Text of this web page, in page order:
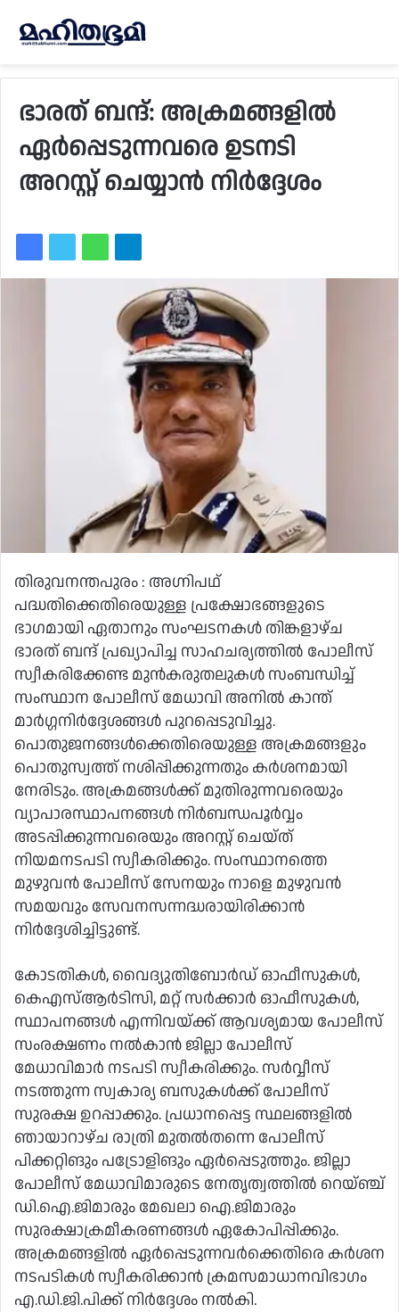
ഭാരത് ബന്ദ്: അക്രമങ്ങളില്‍
ഏര്‍പ്പെടുന്നവരെ ഉടനടി
അറസ്റ്റ് ചെയ്യാന്‍ നിര്‍ദ്ദേശം
തിരുവനന്തപുരം : അഗ്നിപഥ്
പദ്ധതിക്കെതിരെയുള്ള പ്രക്ഷോഭങ്ങളുടെ
ഭാഗമായി ഏതാനും സംഘടനകൾ തിങ്കളാഴ്ച
ഭാരത് ബന്ദ് പ്രഖ്യാപിച്ച സാഹചര്യത്തിൽ പോലീസ്
സ്വീകരിക്കേണ്ട മുൻകരുതലുകൾ സംബന്ധിച്ച്
സംസ്ഥാന പോലീസ് മേധാവി അനിൽ കാന്ത്
മാർഗ്ഗനിർദ്ദേശങ്ങൾ പുറപ്പെടുവിച്ചു.
പൊതുജനങ്ങൾക്കെതിരെയുള്ള അക്രമങ്ങളും
പൊതുസ്വത്ത് നശിപ്പിക്കുന്നതും കർശനമായി
നേരിടും. അക്രമങ്ങൾക്ക് മുതിരുന്നവരെയും
വ്യാപാരസ്ഥാപനങ്ങൾ നിർബന്ധപൂർവ്വം
അടപ്പിക്കുന്നവരെയും അറസ്റ്റ് ചെയ്ത്
നിയമനടപടി സ്വീകരിക്കും. സംസ്ഥാനത്തെ
മുഴുവൻ പോലീസ് സേനയും നാളെ മുഴുവൻ
സമയവും സേവനസന്നദ്ധരായിരിക്കാൻ
നിർദ്ദേശിച്ചിട്ടുണ്ട്.
കോടതികൾ, വൈദ്യുതിബോർഡ് ഓഫീസുകൾ,
കെഎസ്ആർടിസി, മറ്റ് സർക്കാർ ഓഫീസുകൾ,
സ്ഥാപനങ്ങൾ എന്നിവയ്ക്ക് ആവശ്യമായ പോലീസ്
സംരക്ഷണം നൽകാൻ ജില്ലാ പോലീസ്
മേധാവിമാർ നടപടി സ്വീകരിക്കും. സർവ്വീസ്
നടത്തുന്ന സ്വകാര്യ ബസുകൾക്ക് പോലീസ്
സുരക്ഷ ഉറപ്പാക്കും. പ്രധാനപ്പെട്ട സ്ഥലങ്ങളിൽ
ഞായാറാഴ്ച രാത്രി മുതൽതന്നെ പോലീസ്
പിക്കറ്റിങും പട്രോളിങും ഏർപ്പെടുത്തും. ജില്ലാ
പോലീസ് മേധാവിമാരുടെ നേതൃത്വത്തിൽ റെയ്ഞ്ച്
ഡി.ഐ.ജിമാരും മേഖലാ ഐ.ജിമാരും
സുരക്ഷാക്രമീകരണങ്ങൾ ഏകോപിപ്പിക്കും.
അക്രമങ്ങളിൽ ഏർപ്പെടുന്നവർക്കെതിരെ കർശന
നടപടികൾ സ്വീകരിക്കാൻ ക്രമസമാധാനവിഭാഗം
എ.ഡി.ജി.പിക്ക് നിർദ്ദേശം നൽകി.